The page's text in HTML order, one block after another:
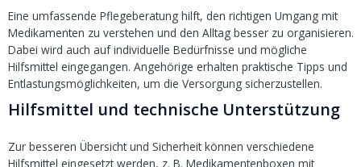
Eine umfassende Pflegeberatung hilft, den richtigen Umgang mit
Medikamenten zu verstehen und den Alltag besser zu organisieren.
Dabei wird auch auf individuelle Bedürfnisse und mögliche
Hilfsmittel eingegangen. Angehörige erhalten praktische Tipps und
Entlastungsmöglichkeiten, um die Versorgung sicherzustellen.
Hilfsmittel und technische Unterstützung
Zur besseren Übersicht und Sicherheit können verschiedene
Hilfsmittel eingesetzt werden, z. B. Medikamentenboxen mit